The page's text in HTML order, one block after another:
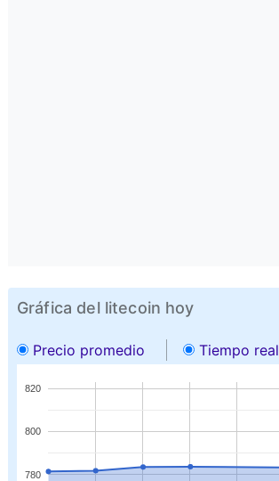
Gráfica del litecoin hoy
Precio promedio Tiempo real
780
800
820